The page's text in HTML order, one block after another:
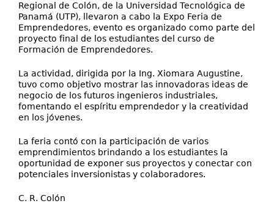
Regional de Colón, de la Universidad Tecnológica de
Panamá (UTP), llevaron a cabo la Expo Feria de
Emprendedores, evento es organizado como parte del
proyecto final de los estudiantes del curso de
Formación de Emprendedores.
La actividad, dirigida por la Ing. Xiomara Augustine,
tuvo como objetivo mostrar las innovadoras ideas de
negocio de los futuros ingenieros industriales,
fomentando el espíritu emprendedor y la creatividad
en los jóvenes.
La feria contó con la participación de varios
emprendimientos brindando a los estudiantes la
oportunidad de exponer sus proyectos y conectar con
potenciales inversionistas y colaboradores.
C. R. Colón